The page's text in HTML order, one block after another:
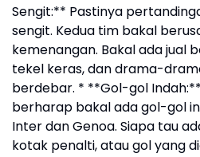
Sengit:** Pastinya
sengit. Kedua tim bakal
kemenangan. Bakal ada jual
tekel keras, dan drama-
berdebar. * **Gol-gol
berharap bakal ada gol-gol
Inter dan Genoa. Siapa tau
kotak penalti, atau gol yang